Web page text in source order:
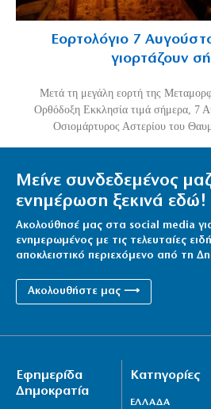
Εορτολόγιο 7
γιορτάζουν
Μετά τη μεγάλη εορτή της
Ορθόδοξη Εκκλησία τιμά σήμερα, 7
Οσιομάρτυρος Αστερίου του
Μείνε συνδεδεμένος
ενημέρωση ξεκινά εδώ!
Ακολούθησέ μας στα social media
ενημερωμένος με τις τελευταίες
αποκλειστικό περιεχόμενο από τη
Ακολουθήστε μας ⟶
Εφημερίδα
Δημοκρατία
Κατηγορίες
ΕΛΛΑΔΑ